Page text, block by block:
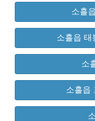
소흘
소흘읍 태
소
소흘읍